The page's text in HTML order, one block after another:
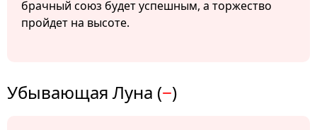
брачный союз будет успешным, а торжество
пройдет на высоте.
Убывающая Луна (−)